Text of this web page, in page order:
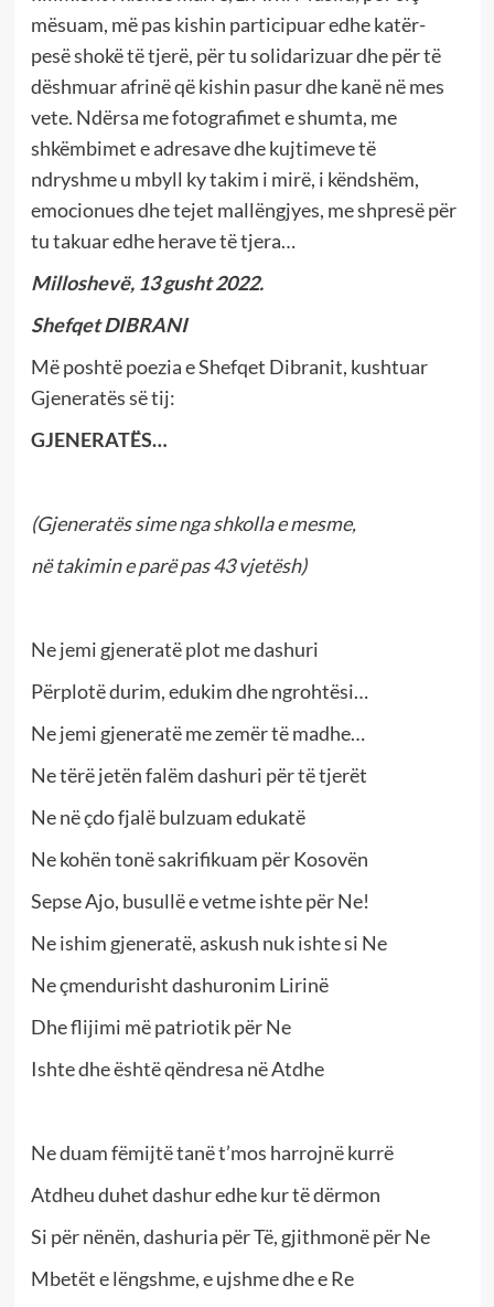
mësuam, më pas kishin participuar edhe katër-
pesë shokë të tjerë, për tu solidarizuar dhe për të
dëshmuar afrinë që kishin pasur dhe kanë në mes
vete. Ndërsa me fotografimet e shumta, me
shkëmbimet e adresave dhe kujtimeve të
ndryshme u mbyll ky takim i mirë, i këndshëm,
emocionues dhe tejet mallëngjyes, me shpresë për
tu takuar edhe herave të tjera…
Milloshevë, 13 gusht 2022.
Shefqet DIBRANI
Më poshtë poezia e Shefqet Dibranit, kushtuar
Gjeneratës së tij:
GJENERATËS…
(Gjeneratës sime nga shkolla e mesme,
në takimin e parë pas 43 vjetësh)
Ne jemi gjeneratë plot me dashuri
Përplotë durim, edukim dhe ngrohtësi…
Ne jemi gjeneratë me zemër të madhe…
Ne tërë jetën falëm dashuri për të tjerët
Ne në çdo fjalë bulzuam edukatë
Ne kohën tonë sakrifikuam për Kosovën
Sepse Ajo, busullë e vetme ishte për Ne!
Ne ishim gjeneratë, askush nuk ishte si Ne
Ne çmendurisht dashuronim Lirinë
Dhe flijimi më patriotik për Ne
Ishte dhe është qëndresa në Atdhe
Ne duam fëmijtë tanë t’mos harrojnë kurrë
Atdheu duhet dashur edhe kur të dërmon
Si për nënën, dashuria për Të, gjithmonë për Ne
Mbetët e lëngshme, e ujshme dhe e Re